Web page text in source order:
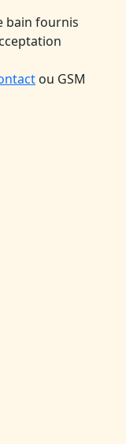
bain fournis
ou GSM